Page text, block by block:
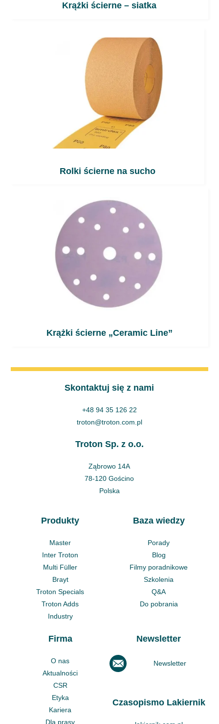
Krążki ścierne – siatka
Rolki ścierne na sucho
Krążki ścierne „Ceramic Line”
Skontaktuj się z nami
+48 94 35 126 22
troton@troton.com.pl
Troton Sp. z o.o.
Ząbrowo 14A
78-120 Gościno
Polska
Produkty
Master
Inter Troton
Multi Füller
Brayt
Troton Specials
Troton Adds
Industry
Baza wiedzy
Porady
Blog
Filmy poradnikowe
Szkolenia
Q&A
Do pobrania
Firma
O nas
Aktualności
CSR
Etyka
Kariera
Dla prasy
Newsletter
Newsletter
Czasopismo Lakiernik